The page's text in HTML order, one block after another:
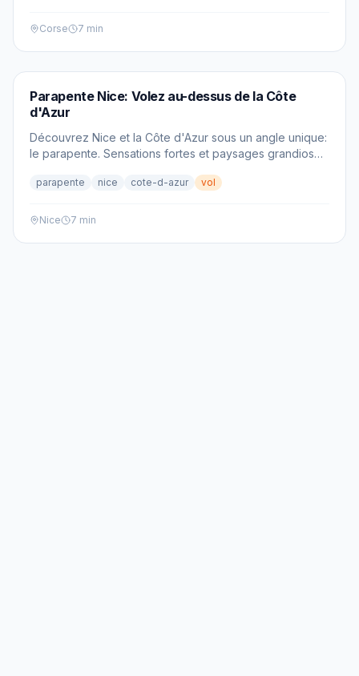
Corse 7 min
PARAPENTE
Parapente Nice: Volez au-dessus de la Côte
d'Azur
Découvrez Nice et la Côte d'Azur sous un angle unique:
le parapente. Sensations fortes et paysages grandioses
parapente nice cote-d-azur vol
Nice 7 min